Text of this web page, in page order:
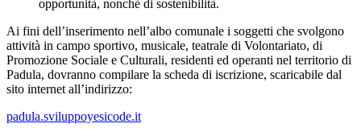
opportunità, nonché di sostenibilità.
Ai fini dell’inserimento nell’albo comunale i soggetti che svolgono
attività in campo sportivo, musicale, teatrale di Volontariato, di
Promozione Sociale e Culturali, residenti ed operanti nel territorio di
Padula, dovranno compilare la scheda di iscrizione, scaricabile dal
sito internet all’indirizzo:
padula.sviluppoyesicode.it